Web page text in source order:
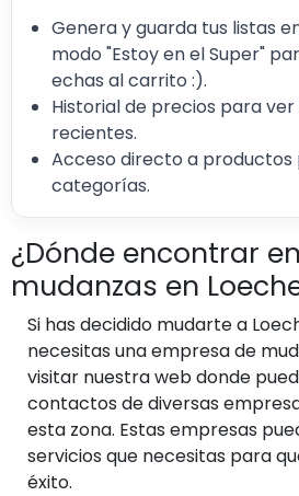
Genera y guarda tus listas
modo "Estoy en el Super"
echas al carrito :).
Historial de precios para
recientes.
Acceso directo a productos
categorías.
¿Dónde encontrar
mudanzas en
Si has decidido mudarte a
necesitas una empresa de
visitar nuestra web donde
contactos de diversas
esta zona. Estas empresas
servicios que necesitas para
éxito.